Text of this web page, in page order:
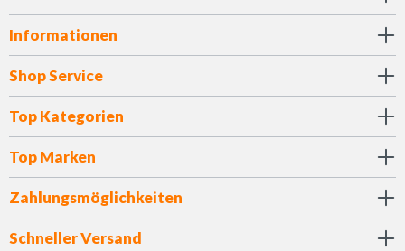
Informationen
Shop Service
Top Kategorien
Top Marken
Zahlungsmöglichkeiten
Schneller Versand